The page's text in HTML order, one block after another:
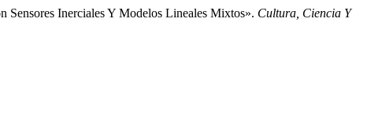
Inerciales Y Modelos Lineales Mixtos». Cultura, Ciencia Y